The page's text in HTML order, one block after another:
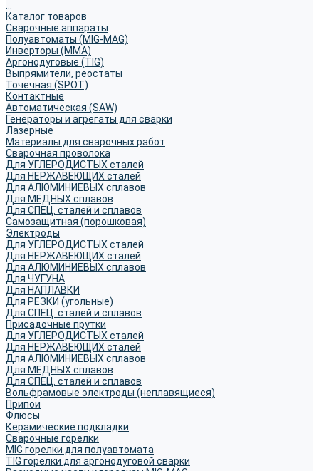
Каталог товаров
Сварочные аппараты
Полуавтоматы (MIG-MAG)
Инверторы (MMA)
Аргонодуговые (TIG)
Выпрямители, реостаты
Точечная (SPOT)
Контактные
Автоматическая (SAW)
Генераторы и агрегаты для сварки
Лазерные
Материалы для сварочных работ
Сварочная проволока
Для УГЛЕРОДИСТЫХ сталей
Для НЕРЖАВЕЮЩИХ сталей
Для АЛЮМИНИЕВЫХ сплавов
Для МЕДНЫХ сплавов
Для СПЕЦ. сталей и сплавов
Самозащитная (порошковая)
Электроды
Для УГЛЕРОДИСТЫХ сталей
Для НЕРЖАВЕЮЩИХ сталей
Для АЛЮМИНИЕВЫХ сплавов
Для ЧУГУНА
Для НАПЛАВКИ
Для РЕЗКИ (угольные)
Для СПЕЦ. сталей и сплавов
Присадочные прутки
Для УГЛЕРОДИСТЫХ сталей
Для НЕРЖАВЕЮЩИХ сталей
Для АЛЮМИНИЕВЫХ сплавов
Для МЕДНЫХ сплавов
Для СПЕЦ. сталей и сплавов
Вольфрамовые электроды (неплавящиеся)
Припои
Флюсы
Керамические подкладки
Сварочные горелки
MIG горелки для полуавтомата
TIG горелки для аргонодуговой сварки